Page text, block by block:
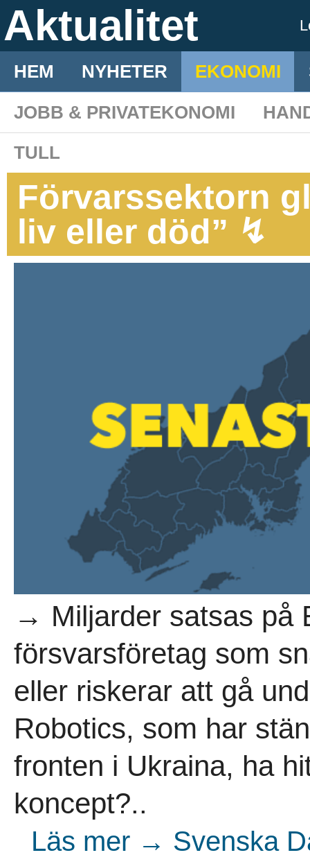
Aktualitet
HEM NYHETER EKONOMI
JOBB & PRIVATEKONOMI
TULL
Förvarssektorn
liv eller död” ↯
→ Miljarder satsas på
försvarsföretag som
eller riskerar att gå
Robotics, som har
fronten i Ukraina, ha
koncept?..
Läs mer → Svenska